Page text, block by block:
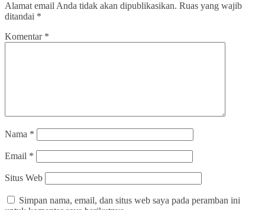
Alamat email Anda tidak akan dipublikasikan. Ruas yang wajib
ditandai *
Komentar *
Nama *
Email *
Situs Web
Simpan nama, email, dan situs web saya pada peramban ini